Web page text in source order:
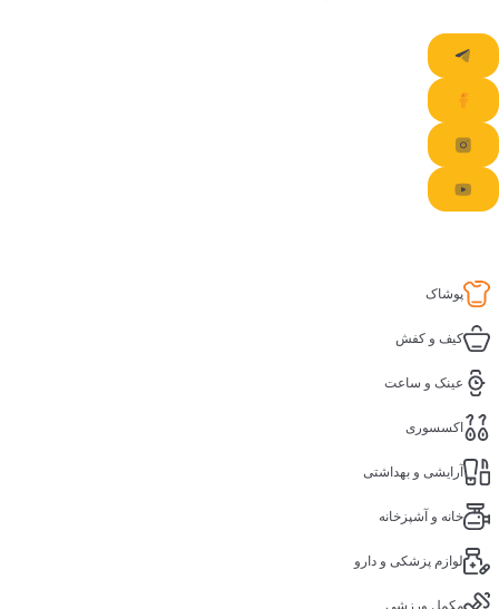
پوشاک
کیف و کفش
عینک و ساعت
اکسسوری
آرایشی و بهداشتی
خانه و آشپزخانه
لوازم پزشکی و دارو
مکمل ورزشی